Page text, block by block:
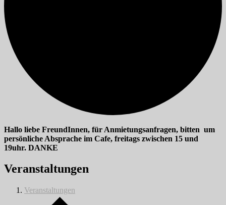
Hallo liebe FreundInnen, für Anmietungsanfragen, bitten um
persönliche Absprache im Cafe, freitags zwischen 15 und
19uhr. DANKE
Veranstaltungen
Veranstaltungen